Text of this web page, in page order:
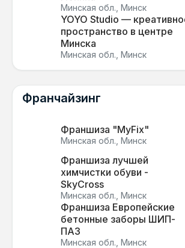
Минская обл., Минск
YOYO Studio —
пространство в центре
Минска
Минская обл., Минск
Франчайзинг
Франшиза "MyFix"
Минская обл., Минск
Франшиза лучшей
химчистки обуви -
SkyCross
Минская обл., Минск
Франшиза Европейские
бетонные заборы ШИП-
ПАЗ
Минская обл., Минск